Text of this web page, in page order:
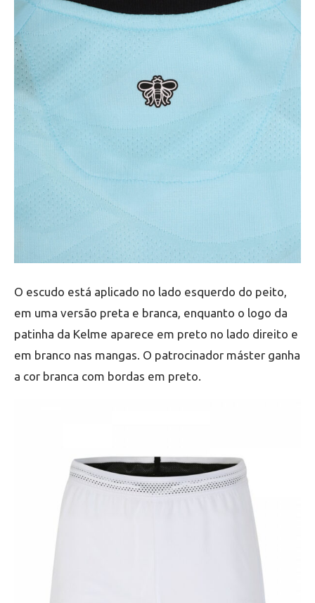
O escudo está aplicado no lado esquerdo do peito,
em uma versão preta e branca, enquanto o logo da
patinha da Kelme aparece em preto no lado direito e
em branco nas mangas. O patrocinador máster ganha
a cor branca com bordas em preto.